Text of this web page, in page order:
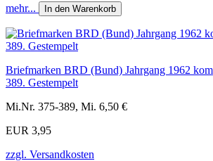
mehr... In den Warenkorb
Briefmarken BRD (Bund) Jahrgang 1962
389. Gestempelt
Mi.Nr. 375-389, Mi. 6,50 €
EUR 3,95
zzgl. Versandkosten